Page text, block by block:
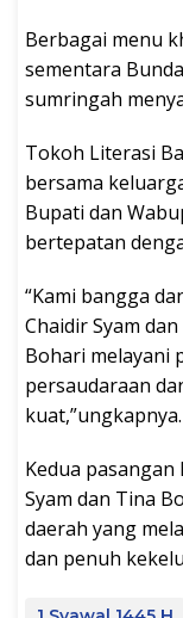
Berbagai menu
sementara
sumringah
Tokoh Literasi
bersama
Bupati dan
bertepatan
“Kami bangga
Chaidir Syam
Bohari melayani
persaudaraan
kuat,”ungkapnya.
Kedua
Syam dan Tina
daerah yang
dan penuh